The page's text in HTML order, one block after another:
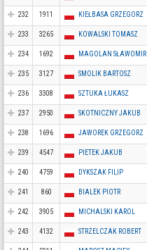
232 1911 KIEŁBASA GRZEGORZ
233 3265 KOWALSKI TOMASZ
234 1692 MAGOLAN SŁAWOMIR
235 3127 SMOLIK BARTOSZ
236 3308 SZTUKA ŁUKASZ
237 2950 SKOTNICZNY JAKUB
238 1696 JAWOREK GRZEGORZ
239 4547 PIETEK JAKUB
240 4759 DYKSZAK FILIP
241 860 BIALEK PIOTR
242 3905 MICHALSKI KAROL
243 4132 STRZELCZAK ROBERT